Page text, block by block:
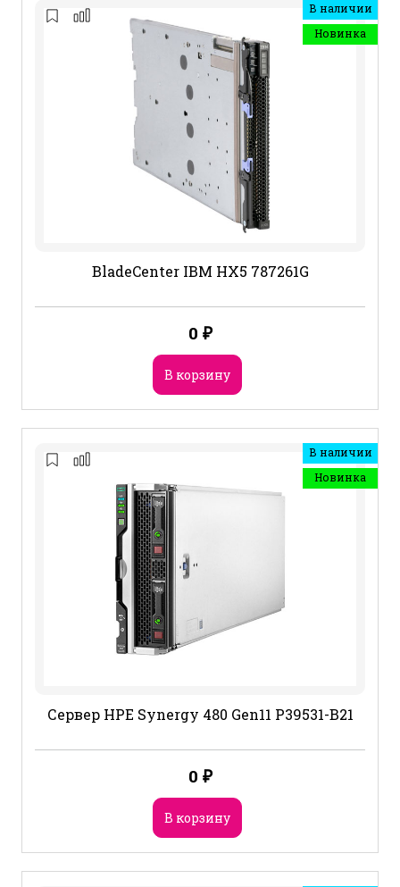
В наличии
Новинка
BladeCenter IBM HX5 787261G
0 ₽
В корзину
В наличии
Новинка
Сервер HPE Synergy 480 Gen11 P39531-B21
0 ₽
В корзину